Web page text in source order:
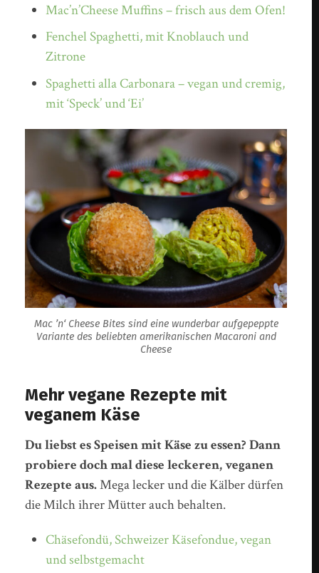
Mac’n’Cheese Muffins – frisch aus dem Ofen!
Fenchel Spaghetti, mit Knoblauch und
Zitrone
Spaghetti alla Carbonara – vegan und cremig,
mit ‘Speck’ und ‘Ei’
Mac ’n‘ Cheese Bites sind eine wunderbar aufgepeppte
Variante des beliebten amerikanischen Macaroni and
Cheese
Mehr vegane Rezepte mit
veganem Käse
Du liebst es Speisen mit Käse zu essen? Dann
probiere doch mal diese leckeren, veganen
Rezepte aus.Mega lecker und die Kälber dürfen
die Milch ihrer Mütter auch behalten.
Chäsefondü, Schweizer Käsefondue, vegan
und selbstgemacht